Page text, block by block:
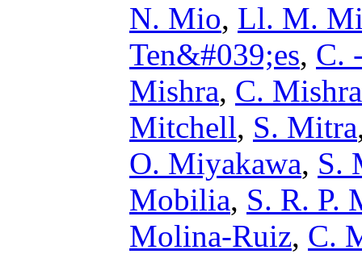
N. Mio, Ll. M.
Ten&#039;es, C.
Mishra, C. Mishra
Mitchell, S. Mitra
O. Miyakawa, S.
Mobilia, S. R. P.
Molina-Ruiz, C.